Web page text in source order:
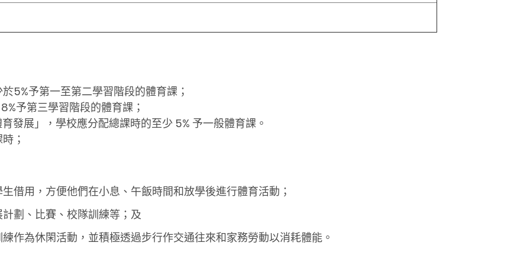
5%予第一至第二學習階段的體育課；
予第三學習階段的體育課；
發展」，學校應分配總課時的至少 5% 予一般體育課。
；
借用，方便他們在小息、午飯時間和放學後進行體育活動；
劃、比賽、校隊訓練等；及
作為休閑活動，並積極透過步行作交通往來和家務勞動以消耗體能。